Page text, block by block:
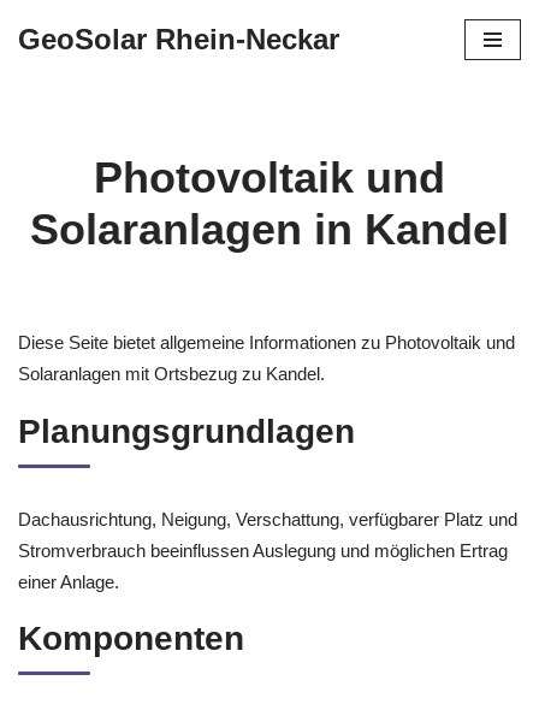
GeoSolar Rhein-Neckar
Photovoltaik und
Solaranlagen in Kandel
Diese Seite bietet allgemeine Informationen zu Photovoltaik und
Solaranlagen mit Ortsbezug zu Kandel.
Planungsgrundlagen
Dachausrichtung, Neigung, Verschattung, verfügbarer Platz und
Stromverbrauch beeinflussen Auslegung und möglichen Ertrag
einer Anlage.
Komponenten